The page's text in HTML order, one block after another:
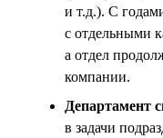
и т.д.). С
с отдельными
а отдел
компании.
Департамент
в задачи